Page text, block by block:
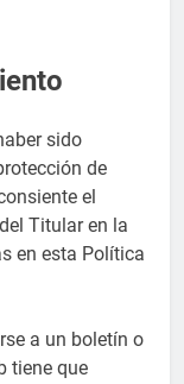
sido
de
el
Titular en la
en esta Política
a un boletín o
tiene que